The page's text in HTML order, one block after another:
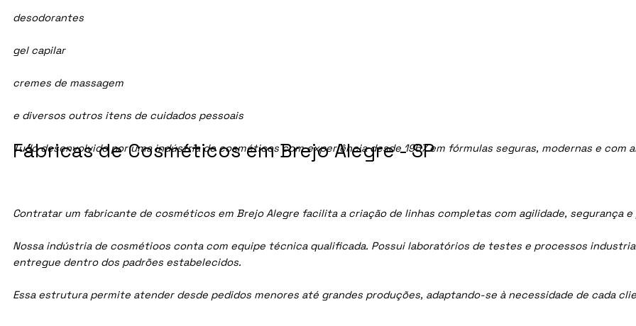
desodorantes
gel capilar
cremes de massagem
e diversos outros itens de cuidados pessoais
Tudo desenvolvido por uma indústria de cosméticos com experiência desde 1967 em fórmulas seguras, modernas e com
Contratar um fabricante de cosméticos em Brejo Alegre facilita a criação de linhas completas com agilidade, segurança e
Nossa indústria de cosmétioos conta com equipe técnica qualificada. Possui laboratórios de testes e processos
entregue dentro dos padrões estabelecidos.
Essa estrutura permite atender desde pedidos menores até grandes produções, adaptando-se à necessidade de cada
Fábricas de Cosméticos em Brejo Alegre - SP